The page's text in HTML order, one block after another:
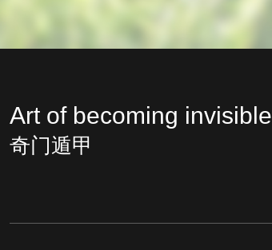
Art of becoming invisible
奇门遁甲